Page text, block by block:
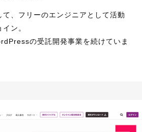
、フリーのエンジニアとして活動
ン。
の受託開発事業を続けていま